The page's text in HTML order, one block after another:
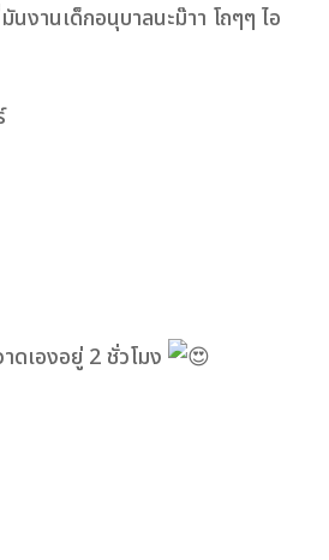
งานเด็กอนุบาลนะม๊าา โถๆๆ ไอ
ดเองอยู่ 2 ชั่วโมง